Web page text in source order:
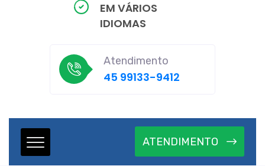
EM VÁRIOS
IDIOMAS
Atendimento
45 99133-9412
ATENDIMENTO